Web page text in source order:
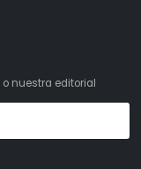
nuestra editorial